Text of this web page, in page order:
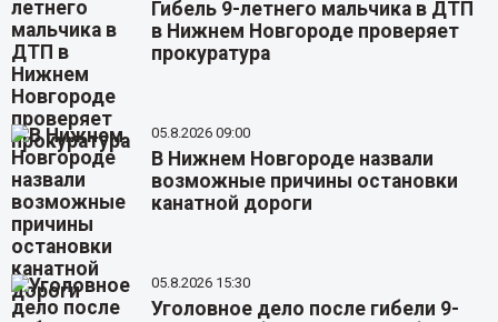
Гибель 9-летнего мальчика в ДТП
в Нижнем Новгороде проверяет
прокуратура
05.8.2026 09:00
В Нижнем Новгороде назвали
возможные причины остановки
канатной дороги
05.8.2026 15:30
Уголовное дело после гибели 9-